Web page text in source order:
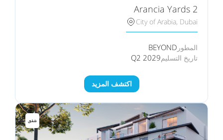
Arancia Yards 2
City of Arabia, Dubai
المطور BEYOND
تاريخ التسليمQ2 2029
اكتشف المزيد
شقق